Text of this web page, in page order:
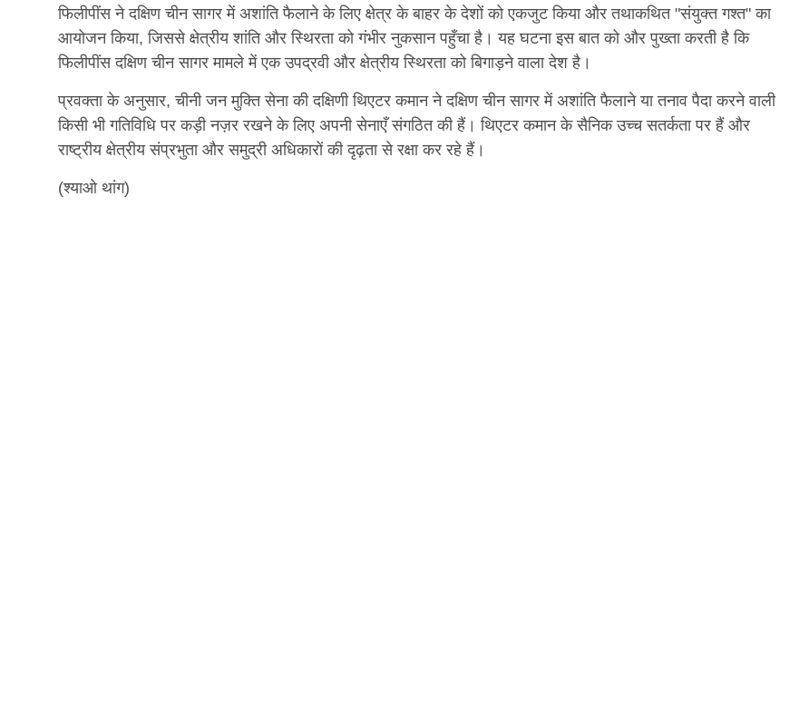
फिलीपींस ने दक्षिण चीन सागर में अशांति फैलाने के लिए क्षेत्र के बाहर के देशों को एकजुट किया और तथाकथित "संयुक्त गश्त" का
आयोजन किया, जिससे क्षेत्रीय शांति और स्थिरता को गंभीर नुकसान पहुँचा है। यह घटना इस बात को और पुख्ता करती है कि
फिलीपींस दक्षिण चीन सागर मामले में एक उपद्रवी और क्षेत्रीय स्थिरता को बिगाड़ने वाला देश है।
प्रवक्ता के अनुसार, चीनी जन मुक्ति सेना की दक्षिणी थिएटर कमान ने दक्षिण चीन सागर में अशांति फैलाने या तनाव पैदा करने वाली
किसी भी गतिविधि पर कड़ी नज़र रखने के लिए अपनी सेनाएँ संगठित की हैं। थिएटर कमान के सैनिक उच्च सतर्कता पर हैं और
राष्ट्रीय क्षेत्रीय संप्रभुता और समुद्री अधिकारों की दृढ़ता से रक्षा कर रहे हैं।
(श्याओ थांग)